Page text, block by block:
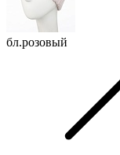
бл.розовый